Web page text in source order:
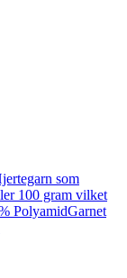
som
100 gram vilket
PolyamidGarnet